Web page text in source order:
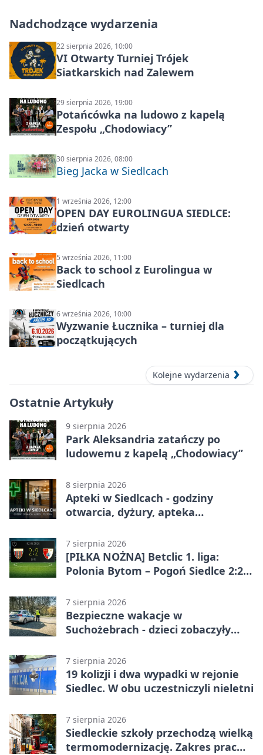
Nadchodzące wydarzenia
22 sierpnia 2026, 10:00
VI Otwarty Turniej Trójek
Siatkarskich nad Zalewem
29 sierpnia 2026, 19:00
Potańcówka na ludowo z kapelą
Zespołu „Chodowiacy”
30 sierpnia 2026, 08:00
Bieg Jacka w Siedlcach
1 września 2026, 12:00
OPEN DAY EUROLINGUA SIEDLCE:
dzień otwarty
5 września 2026, 11:00
Back to school z Eurolingua w
Siedlcach
6 września 2026, 10:00
Wyzwanie Łucznika – turniej dla
początkujących
Kolejne wydarzenia
Ostatnie Artykuły
9 sierpnia 2026
Park Aleksandria zatańczy po
ludowemu z kapelą „Chodowiacy”
8 sierpnia 2026
Apteki w Siedlcach - godziny
otwarcia, dyżury, apteka
7 sierpnia 2026
[PIŁKA NOŻNA] Betclic 1. liga:
Polonia Bytom – Pogoń Siedlce 2:2.
emocjonującej końcówce
7 sierpnia 2026
Bezpieczne wakacje w
Suchożebrach - dzieci zobaczyły
7 sierpnia 2026
19 kolizji i dwa wypadki w rejonie
Siedlec. W obu uczestniczyli nieletni
7 sierpnia 2026
Siedleckie szkoły przechodzą wielką
termomodernizację. Zakres prac